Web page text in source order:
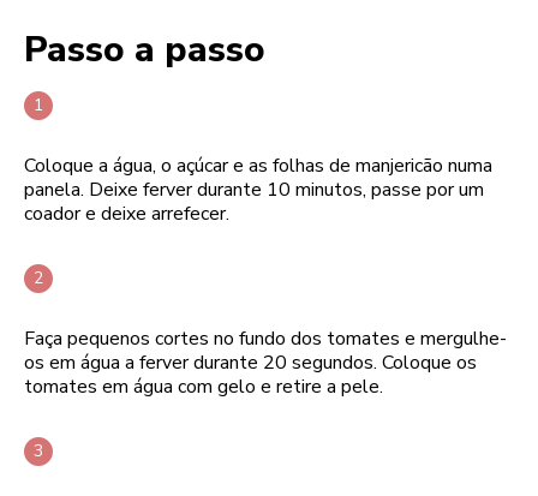
Passo a passo
Coloque a água, o açúcar e as folhas de manjericão numa
panela. Deixe ferver durante 10 minutos, passe por um
coador e deixe arrefecer.
Faça pequenos cortes no fundo dos tomates e mergulhe-
os em água a ferver durante 20 segundos. Coloque os
tomates em água com gelo e retire a pele.